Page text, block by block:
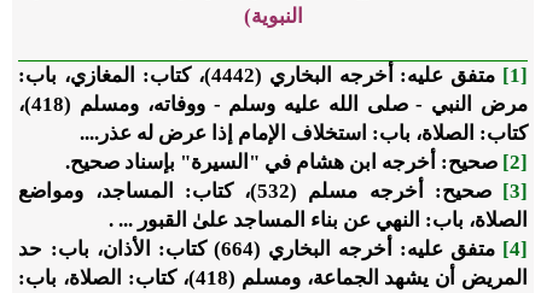
النبوية)
[1]
متفق عليه: أخرجه البخاري (4442)، كتاب: المغازي، باب:
مرض النبي - صلى الله عليه وسلم - ووفاته، ومسلم (418)،
كتاب: الصلاة، باب: استخلاف الإمام إذا عرض له عذر....
[2]
صحيح: أخرجه ابن هشام في "السيرة" بإسناد صحيح.
[3]
صحيح: أخرجه مسلم (532)، كتاب: المساجد، ومواضع
الصلاة، باب: النهي عن بناء المساجد علىٰ القبور ... .
[4]
متفق عليه: أخرجه البخاري (664) كتاب: الأذان، باب: حد
المريض أن يشهد الجماعة، ومسلم (418)، كتاب: الصلاة، باب: